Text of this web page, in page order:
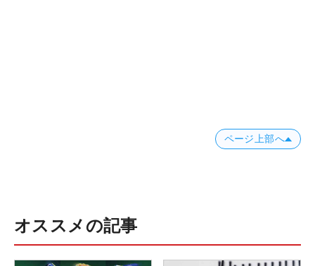
ページ上部へ
オススメの記事